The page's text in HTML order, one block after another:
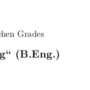
Grades
(B.Eng.)